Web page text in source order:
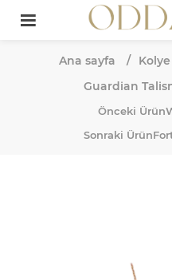
Ana sayfa / Kolye
Guardian
Önceki Ürün
Sonraki Ürün